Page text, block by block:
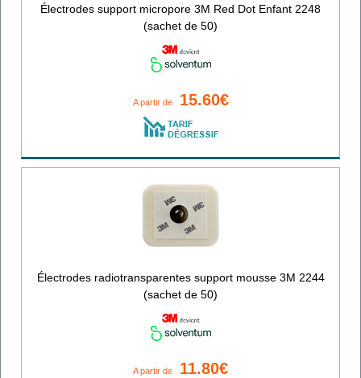
Électrodes support micropore 3M Red Dot Enfant 2248
(sachet de 50)
A partir de 15.60€
Électrodes radiotransparentes support mousse 3M 2244
(sachet de 50)
A partir de 11.80€